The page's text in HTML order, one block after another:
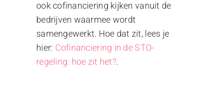
ook cofinanciering kijken vanuit de
bedrijven waarmee wordt
samengewerkt. Hoe dat zit, lees je
hier: Cofinanciering in de STO-
regeling: hoe zit het?.